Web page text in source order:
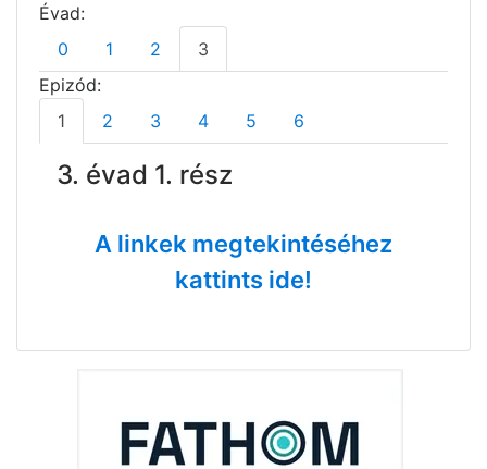
Évad:
0
1 2
3
Epizód:
1
2 3 4 5 6
3. évad 1. rész
A linkek megtekintéséhez
kattints ide!